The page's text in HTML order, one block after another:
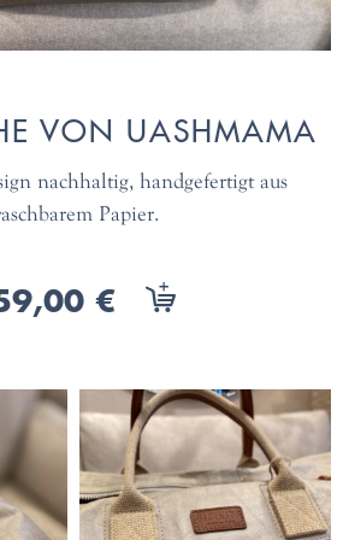
VON UASHMAMA
nachhaltig, handgefertigt aus
Papier.
€